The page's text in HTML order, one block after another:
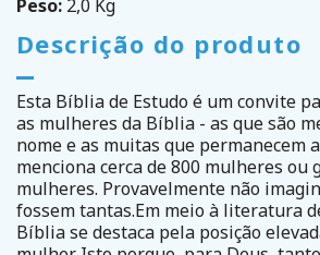
Peso: 2,0 Kg
Descrição do produto
Esta Bíblia de Estudo é um convite
as mulheres da Bíblia - as que são
nome e as muitas que permanecem
menciona cerca de 800 mulheres ou
mulheres. Provavelmente não
fossem tantas.Em meio à literatura
Bíblia se destaca pela posição